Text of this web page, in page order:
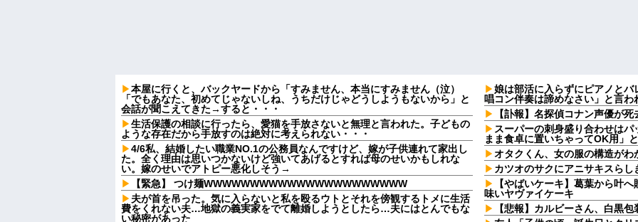
本屋に行くと、バックヤードから「すみません、本当にすみません（泣）
「でもあなた、初めてじゃないしね、うちだけじゃどうしようもないから」と
会話が聞こえてきた→すると・・・
生活保護の相談に行ったら、愛猫を手放さないと無理と言われた。子どもの
ような存在だから手放すのは絶対に考えられない・・・
4/6私、結婚したい職業NO.1の公務員なんですけど、嫁が子供連れて家出し
た。全く理由は思いつかないけど強いてあげるとすれば母のせいかもしれな
い。嫁のせいでアトピー悪化しそう→
【緊急】 つけ麺WWWWWWWWWWWWWWWWWWWWWW
夫が首を吊った。気に入らないと私を殴るウトとそれを傍観するトメに生活
費をくれない夫…地獄の義実家をでて離婚しようとしたら…夫にはとんでもな
い秘密があった
娘は部活に入らずにピアノと
唱コン伴奏は諦めなさい」と言わ
【訃報】名探偵コナン声優が
スーパーの刺身盛り合わせは
まま食卓に置いちゃってOK用」
オタクくん、女の服の構造がわ
カツオのサクにアニサキスらし
【やばいケーキ】葛葉から叶
味いヤヴァイケーキ
【悲報】カルビーさん、白黒